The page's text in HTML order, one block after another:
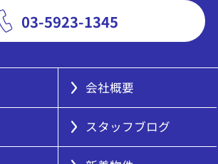
03-5923-1345
会社概要
スタッフブログ